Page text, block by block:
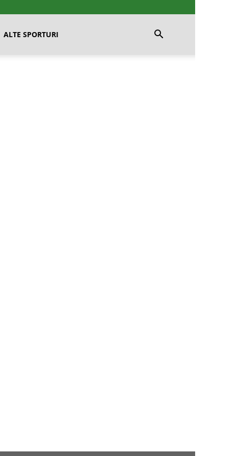
ALTE SPORTURI